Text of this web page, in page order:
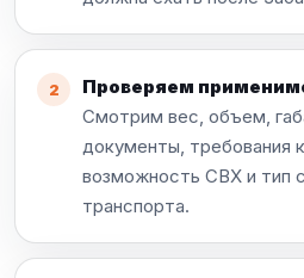
Проверяем
Смотрим вес, объем,
документы, требования
возможность СВХ и тип
транспорта.